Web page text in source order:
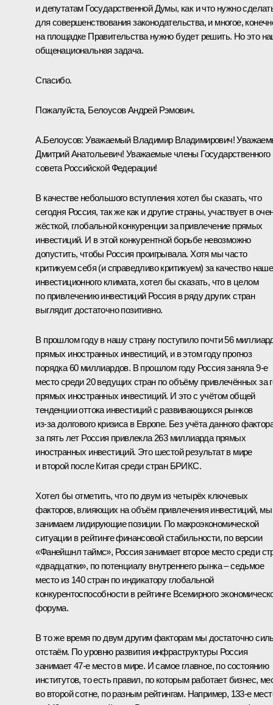
и депутатам Государственной Думы, как и что нужно
для совершенствования законодательства, и многое,
на площадке Правительства нужно будет решить. Но это
общенациональная задача.
Спасибо.
Пожалуйста, Белоусов Андрей Рэмович.
А.Белоусов: Уважаемый Владимир Владимирович!
Дмитрий Анатольевич! Уважаемые члены Государственного
совета Российской Федерации!
В качестве небольшого вступления хотел бы сказать, что
сегодня Россия, так же как и другие страны, участвует в
жёсткой, глобальной конкуренции за привлечение прямых
инвестиций. И в этой конкурентной борьбе невозможно
допустить, чтобы Россия проигрывала. Хотя мы часто
критикуем себя (и справедливо критикуем) за качество
инвестиционного климата, хотел бы сказать, что в целом
по привлечению инвестиций Россия в ряду других стран
выглядит достаточно позитивно.
В прошлом году в нашу страну поступило почти 56
прямых иностранных инвестиций, и в этом году прогноз
порядка 60 миллиардов. В прошлом году Россия заняла 9-е
место среди 20 ведущих стран по объёму привлечённых за
прямых иностранных инвестиций. И это с учётом общей
тенденции оттока инвестиций с развивающихся рынков
из‑за долгового кризиса в Европе. Без учёта данного
за пять лет Россия привлекла 263 миллиарда прямых
иностранных инвестиций. Это шестой результат в мире
и второй после Китая среди стран БРИКС.
Хотел бы отметить, что по двум из четырёх ключевых
факторов, влияющих на объём привлечения инвестиций, мы
занимаем лидирующие позиции. По макроэкономической
ситуации в рейтинге финансовой стабильности, по версии
«Фанейшнл таймс», Россия занимает второе место среди
«двадцатки», по потенциалу внутреннего рынка – седьмое
место из 140 стран по индикатору глобальной
конкурентоспособности в рейтинге Всемирного
форума.
В то же время по двум другим факторам мы достаточно
отстаём. По уровню развития инфраструктуры Россия
занимает 47-е место в мире. И самое главное, по состоянию
институтов, то есть правил, по которым работает бизнес,
во второй сотне, по разным рейтингам. Например, 133-е